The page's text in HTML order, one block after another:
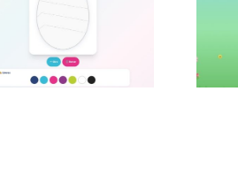
Decora el huevo de
Pascua